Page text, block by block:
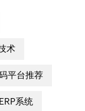
术
平台推荐
ERP系统